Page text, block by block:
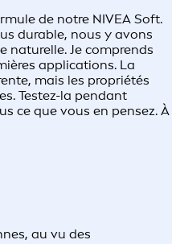
de notre NIVEA Soft.
durable, nous y avons
naturelle. Je comprends
applications. La
mais les propriétés
Testez-la pendant
ce que vous en pensez. À
au vu des